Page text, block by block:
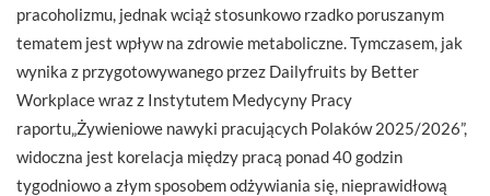
pracoholizmu, jednak wciąż stosunkowo rzadko poruszanym
tematem jest wpływ na zdrowie metaboliczne. Tymczasem, jak
wynika z przygotowywanego przez Dailyfruits by Better
Workplace wraz z Instytutem Medycyny Pracy
raportu„Żywieniowe nawyki pracujących Polaków 2025/2026”,
widoczna jest korelacja między pracą ponad 40 godzin
tygodniowo a złym sposobem odżywiania się, nieprawidłową